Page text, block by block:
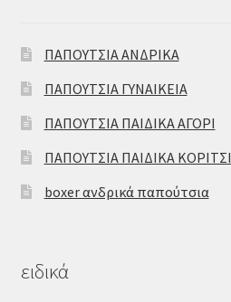
ΠΑΠΟΥΤΣΙΑ ΑΝΔΡΙΚΑ
ΠΑΠΟΥΤΣΙΑ ΓΥΝΑΙΚΕΙΑ
ΠΑΠΟΥΤΣΙΑ ΠΑΙΔΙΚΑ ΑΓΟΡΙ
ΠΑΠΟΥΤΣΙΑ ΠΑΙΔΙΚΑ ΚΟΡΙΤΣΙ
boxer ανδρικά παπούτσια
ειδικά